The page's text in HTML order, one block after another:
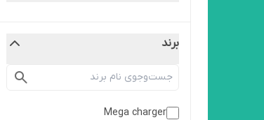
برند
Mega charger